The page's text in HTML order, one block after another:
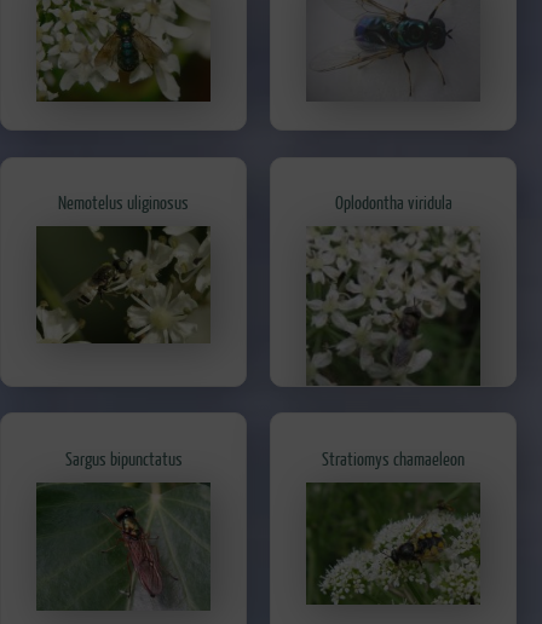
Nemotelus uliginosus Oplodontha viridula
Sargus bipunctatus Stratiomys chamaeleon